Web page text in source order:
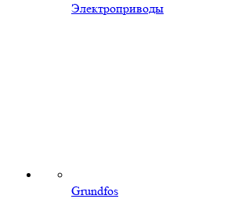
Электроприводы
Grundfos